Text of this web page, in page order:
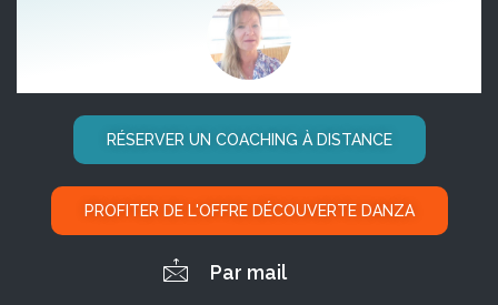
RÉSERVER UN COACHING À DISTANCE
PROFITER DE L'OFFRE DÉCOUVERTE DANZA
Par mail